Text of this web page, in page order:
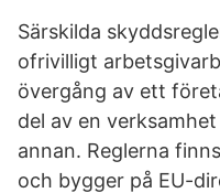
Särskilda
ofrivilligt
övergång av ett
del av en
annan. Reglerna
och bygger på EU-